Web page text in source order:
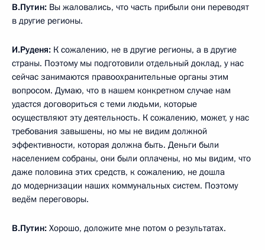
В.Путин: Вы жаловались, что часть прибыли они переводят
в другие регионы.
И.Руденя: К сожалению, не в другие регионы, а в другие
страны. Поэтому мы подготовили отдельный доклад, у нас
сейчас занимаются правоохранительные органы этим
вопросом. Думаю, что в нашем конкретном случае нам
удастся договориться с теми людьми, которые
осуществляют эту деятельность. К сожалению, может, у нас
требования завышены, но мы не видим должной
эффективности, которая должна быть. Деньги были
населением собраны, они были оплачены, но мы видим, что
даже половина этих средств, к сожалению, не дошла
до модернизации наших коммунальных систем. Поэтому
ведём переговоры.
В.Путин: Хорошо, доложите мне потом о результатах.